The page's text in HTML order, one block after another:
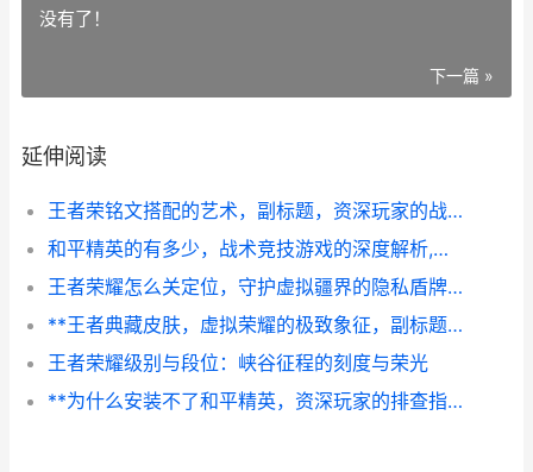
没有了！
下一篇 »
延伸阅读
王者荣铭文搭配的艺术，副标题，资深玩家的战略密码
和平精英的有多少，战术竞技游戏的深度解析,副标题,从资源配比到胜率因素的全面探秘
王者荣耀怎么关定位，守护虚拟疆界的隐私盾牌，副标题，资深玩家教你隐匿战场足迹
**王者典藏皮肤，虚拟荣耀的极致象征，副标题，一段关于价值与热爱的玩家沉思**
王者荣耀级别与段位：峡谷征程的刻度与荣光
**为什么安装不了和平精英，资深玩家的排查指南，副标题，常见安装故障与解决之道**